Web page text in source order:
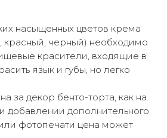
насыщенных цветов крема
красный, черный) необходимо
красители, входящие в
язык и губы, но легко
за декор бенто-торта, как на
добавлении дополнительного
фотопечати цена может